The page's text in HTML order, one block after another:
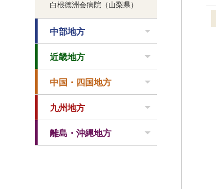
白根徳洲会病院（山梨県）
中部地方
近畿地方
中国・四国地方
九州地方
離島・沖縄地方